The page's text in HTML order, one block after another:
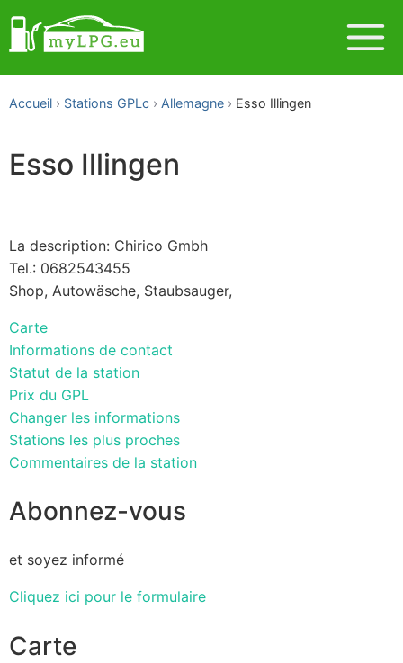
Accueil Stations GPLc Allemagne Esso Illingen
Esso Illingen
La description: Chirico Gmbh
Tel.: 0682543455
Shop, Autowäsche, Staubsauger,
Carte
Informations de contact
Statut de la station
Prix du GPL
Changer les informations
Stations les plus proches
Commentaires de la station
Abonnez-vous
et soyez informé
Cliquez ici pour le formulaire
Carte